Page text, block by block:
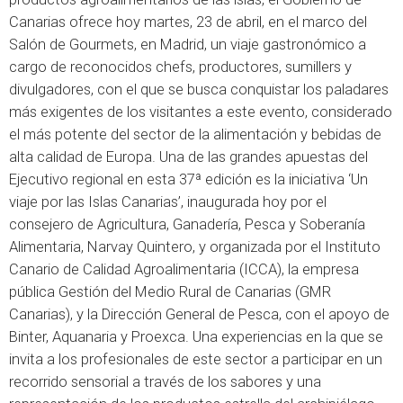
Canarias ofrece hoy martes, 23 de abril, en el marco del
Salón de Gourmets, en Madrid, un viaje gastronómico a
cargo de reconocidos chefs, productores, sumillers y
divulgadores, con el que se busca conquistar los paladares
más exigentes de los visitantes a este evento, considerado
el más potente del sector de la alimentación y bebidas de
alta calidad de Europa. Una de las grandes apuestas del
Ejecutivo regional en esta 37ª edición es la iniciativa ‘Un
viaje por las Islas Canarias’, inaugurada hoy por el
consejero de Agricultura, Ganadería, Pesca y Soberanía
Alimentaria, Narvay Quintero, y organizada por el Instituto
Canario de Calidad Agroalimentaria (ICCA), la empresa
pública Gestión del Medio Rural de Canarias (GMR
Canarias), y la Dirección General de Pesca, con el apoyo de
Binter, Aquanaria y Proexca. Una experiencias en la que se
invita a los profesionales de este sector a participar en un
recorrido sensorial a través de los sabores y una